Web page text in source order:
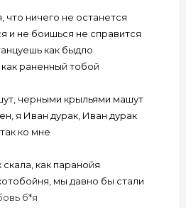
что ничего не останется
и не боишься не справится
как быдло
раненный тобой
черными крыльями машут
я Иван дурак, Иван дурак
ко мне
скала, как паранойя
мы давно бы стали
б*я